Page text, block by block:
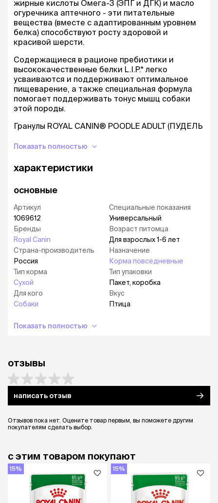
жирные кислоты Омега-3 (ЭПГ и ДГК) и масло
огуречника аптечного - эти питательные
вещества (вместе с адаптированным уровнем
белка) способствуют росту здоровой и
красивой шерсти.
Содержащиеся в рационе пребиотики и
высококачественные белки L.I.P.* легко
усваиваются и поддерживают оптимальное
пищеварение, а также специальная формула
помогает поддерживать тонус мышц собаки
этой породы.
Гранулы ROYAL CANIN® POODLE ADULT (ПУДЕЛЬ
породы пудель, имеют адаптированную форму
захватывать и разгрызать. Также за счет
содержания специальных минеральных
гранул, которая оказывает чистящее
воздействие, продукт помогает ограничить
образование зубного камня и поддерживает
здоровье зубов.
*L.I.P.: источники белков с высокой степенью
усвояемости.
Преимущества:
Поддержание здоровья шерсти
Формула содержит питательные вещества,
способствующие поддержанию здоровья
Она содержит необходимое количество
содержание белков обеспечивает
продолжительный рост шерсти.
Поддержание здоровья зубов
Формула снижает риск образования зубного
свободный кальций в слюне.
собак породы пудель.
Специально разработанная форма крокет
Форма, размер, текстура и состав крокет
специально разработаны для собак породы
Показать полностью
характеристики
основные
Артикул
1069612
Бренды
Royal Canin
Страна-производитель
Россия
Тип корма
Сухой
Для кого
Собаки
Специальные показания
Универсальный
Возраст питомца
Для взрослых 1-6 лет
Назначение
Корма повседневные
Тип упаковки
Пакет, коробка
Вкус
Птица
Показать полностью
отзывы
написать отзыв
Отзывов пока нет. Оцените товар первым, вы поможете другим
покупателям сделать выбор.
с этим товаром покупают
15% 15%